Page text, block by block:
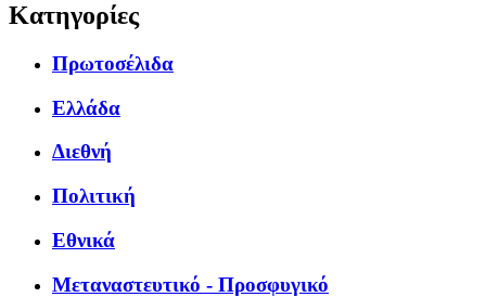
Κατηγορίες
Πρωτοσέλιδα
Ελλάδα
Διεθνή
Πολιτική
Εθνικά
Μεταναστευτικό - Προσφυγικό